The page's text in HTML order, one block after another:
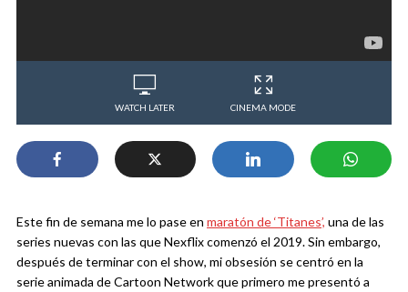
WATCH LATER CINEMA MODE
Este fin de semana me lo pase en maratón de ‘Titanes’, una de las
series nuevas con las que Nexflix comenzó el 2019. Sin embargo,
después de terminar con el show, mi obsesión se centró en la
serie animada de Cartoon Network que primero me presentó a